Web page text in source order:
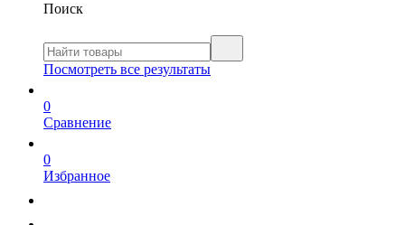
Поиск
Посмотреть все результаты
0
Сравнение
0
Избранное